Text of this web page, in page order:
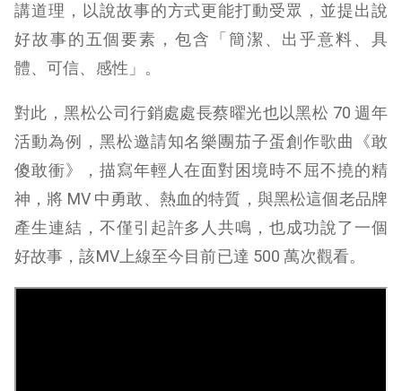
講道理，以說故事的方式更能打動受眾，並提出說
好故事的五個要素，包含「簡潔、出乎意料、具
體、可信、感性」。
對此，黑松公司行銷處處長蔡曜光也以黑松 70 週年
活動為例，黑松邀請知名樂團茄子蛋創作歌曲《敢
傻敢衝》，描寫年輕人在面對困境時不屈不撓的精
神，將 MV 中勇敢、熱血的特質，與黑松這個老品牌
產生連結，不僅引起許多人共鳴，也成功說了一個
好故事，該MV上線至今目前已達 500 萬次觀看。